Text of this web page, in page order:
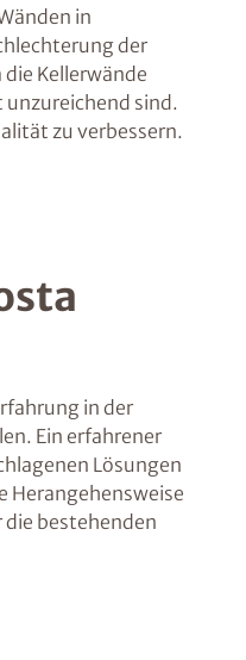
in
der
Kellerwände
sind.
zu verbessern.
in der
Ein erfahrener
Lösungen
Herangehensweise
bestehenden